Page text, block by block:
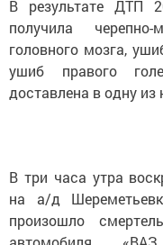
В результате ДТП
получила
головного мозга,
ушиб правого
доставлена в одну
В три часа утра
на а/д
произошло